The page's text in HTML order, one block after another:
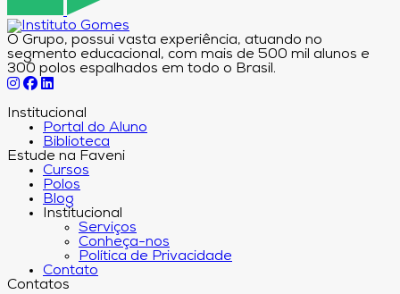
O Grupo, possui vasta experiência, atuando no
segmento educacional, com mais de 500 mil alunos e
300 polos espalhados em todo o Brasil.
Institucional
Portal do Aluno
Biblioteca
Estude na Faveni
Cursos
Polos
Blog
Institucional
Serviços
Conheça-nos
Política de Privacidade
Contato
Contatos